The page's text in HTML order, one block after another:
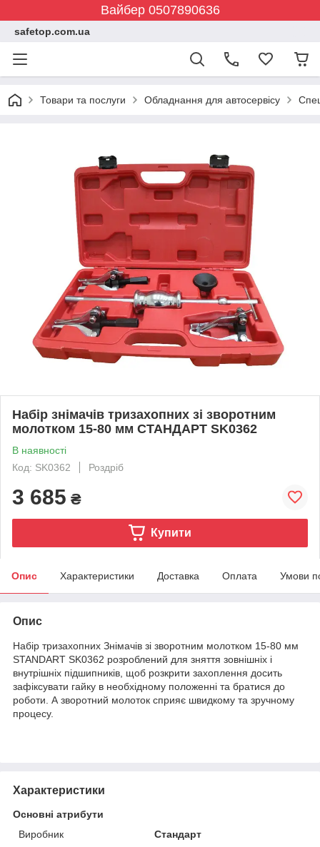
Вайбер 0507890636
safetop.com.ua
Товари та послуги Обладнання для автосервісу
Набір знімачів тризахопних зі зворотним
молотком 15-80 мм СТАНДАРТ SK0362
В наявності
Код: SK0362
Роздріб
3 685 ₴
Купити
Опис Характеристики Доставка Оплата Умови
Опис
Набір тризахопних Знімачів зі зворотним молотком 15-80 мм
STANDART SK0362 розроблений для зняття зовнішніх і
внутрішніх підшипників, щоб розкрити захоплення досить
зафіксувати гайку в необхідному положенні та братися до
роботи. А зворотний молоток сприяє швидкому та зручному
процесу.
Характеристики
Основні атрибути
Виробник
Стандарт